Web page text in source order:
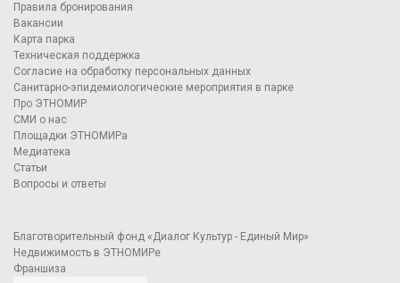
Правила бронирования
Вакансии
Карта парка
Техническая поддержка
Согласие на обработку персональных данных
Санитарно-эпидемиологические мероприятия в парке
Про ЭТНОМИР
СМИ о нас
Площадки ЭТНОМИРа
Медиатека
Статьи
Вопросы и ответы
Благотворительный фонд «Диалог Культур - Единый Мир»
Недвижимость в ЭТНОМИРе
Франшиза